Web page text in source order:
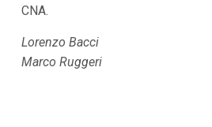
CNA.
Lorenzo Bacci
Marco Ruggeri